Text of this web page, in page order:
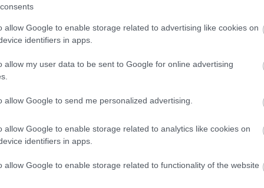
allow Google to enable storage related to advertising like cookies on
identifiers in apps.
allow my user data to be sent to Google for online advertising
allow Google to send me personalized advertising.
allow Google to enable storage related to analytics like cookies on
identifiers in apps.
allow Google to enable storage related to functionality of the website
furcsa telefonhívás során – ehhez
pedig még csak az sem kellett, hogy
olyan hírességekről legyen szó,
HAMU ÉS GYÉMÁNT